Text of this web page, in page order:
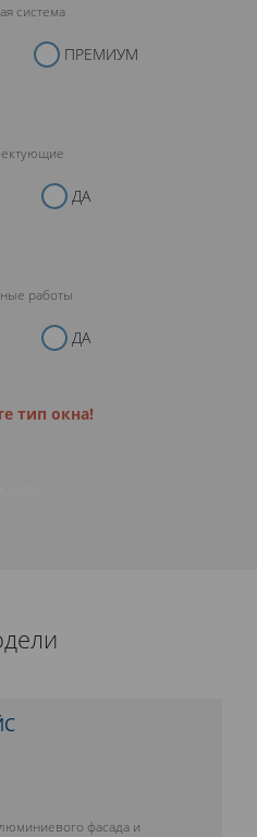
система
ПРЕМИУМ
ДА
работы
ДА
тип окна!
фасада и